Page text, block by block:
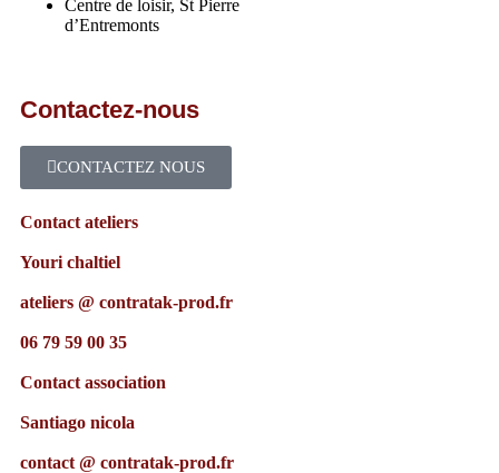
Centre de loisir, St Pierre
d’Entremonts
Contactez-nous
CONTACTEZ NOUS
Contact ateliers
Youri chaltiel
ateliers @ contratak-prod.fr
06 79 59 00 35
Contact association
Santiago nicola
contact @ contratak-prod.fr